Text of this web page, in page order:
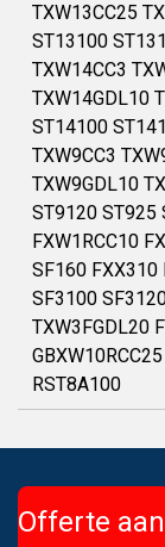
TXW13CC25
ST13100
TXW14CC3
TXW14GDL10
ST14100
TXW9CC3
TXW9GDL10
ST9120 ST925
FXW1RCC10
SF160 FXX310
SF3100
TXW3FGDL20
RST8A100
Offerte